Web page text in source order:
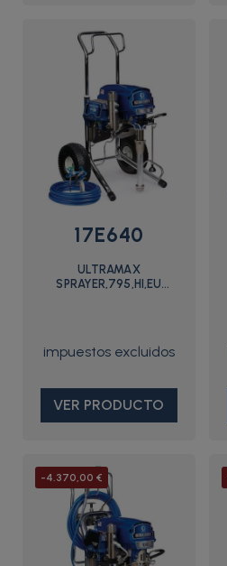
17E640
ULTRAMAX
SPRAYER,795,HI,EU
VER PRODUCTO
-4.370,00 €